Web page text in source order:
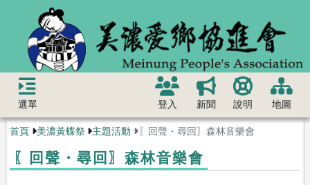
選單 登入 新聞 說明 地圖
首頁 美濃黃蝶祭 主題活動 〖回聲・尋回〗森林音樂會
〖回聲・尋回〗森林音樂會